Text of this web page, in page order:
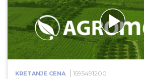
KRETANJE CENA 1595491200